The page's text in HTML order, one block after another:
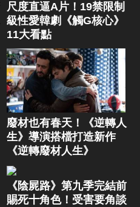
尺度直逼A片！19禁限制
級性愛韓劇《觸G核心》
11大看點
廢材也有春天！《逆轉人
生》導演搭檔打造新作
《逆轉廢材人生》
《陰屍路》第九季完結前
賜死十角色！受害要角談